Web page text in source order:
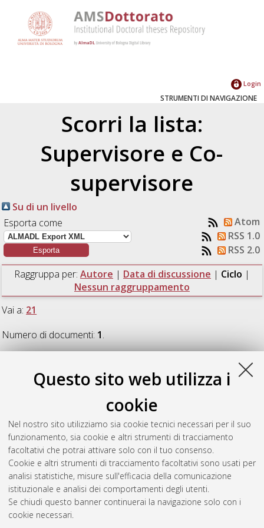
Questo sito web utilizza i
cookie
Nel nostro sito utilizziamo sia cookie tecnici necessari per il suo
funzionamento, sia cookie e altri strumenti di tracciamento
facoltativi che potrai attivare solo con il tuo consenso.
Cookie e altri strumenti di tracciamento facoltativi sono usati per
analisi statistiche, misure sull'efficacia della comunicazione
istituzionale e analisi dei comportamenti degli utenti.
Se chiudi questo banner continuerai la navigazione solo con i
cookie necessari.
Login
STRUMENTI DI NAVIGAZIONE
Scorri la lista:
Supervisore e Co-
supervisore
Su di un livello
Esporta come
Atom
RSS 1.0
RSS 2.0
Raggruppa per: Autore | Data di discussione | Ciclo |
Nessun raggruppamento
Vai a: 21
Numero di documenti: 1.
(2009)Gli alleati e la Resistenza italiana
, [Dissertation thesis], Alma Mater Studiorum
Università di Bologna. Dottorato di ricerca inStoria dell'Età
contemporanea nei secoli XIX e XX "Federico Chabod", 21
Ciclo.
Questa lista e' stata generata ilFri Aug 7 20:44:10 2026 CEST
Atom